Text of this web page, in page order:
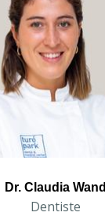
Dr. Claudia Wand
Dentiste